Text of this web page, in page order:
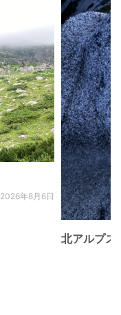
2026年8月6日
北アルプ